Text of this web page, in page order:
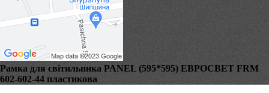
Рамка для світильника PANEL (595*595) ЕВРОСВЕТ FRM
602-602-44 пластикова